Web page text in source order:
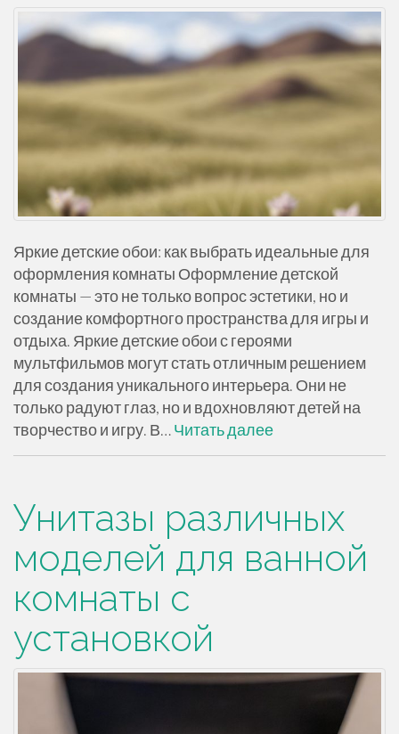
Яркие детские обои: как выбрать идеальные для
оформления комнаты Оформление детской
комнаты — это не только вопрос эстетики, но и
создание комфортного пространства для игры и
отдыха. Яркие детские обои с героями
мультфильмов могут стать отличным решением
для создания уникального интерьера. Они не
только радуют глаз, но и вдохновляют детей на
творчество и игру. В…Читать далее
Унитазы различных
моделей для ванной
комнаты с
установкой